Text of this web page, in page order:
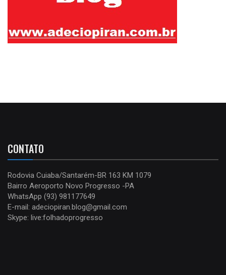
CONTATO
Rodovia Cuiaba/Santarém-BR 163 KM 1079
Bairro Aeroporto Novo Progresso -PA
WhatsApp (93) 981177649
E-mail: adeciopiran.blog@gmail.com
Skype: live:folhadoprogresso